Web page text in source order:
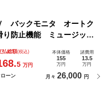
バックモニタ オートク
防止機能 ミュージック
イト エアバック ＤＶＤ
ＴＣ Ｗエアバック
払総額(税込)
5 万円
本体価格
155
万円
諸費用
13.5
万円
ーン 月々 26,000 円